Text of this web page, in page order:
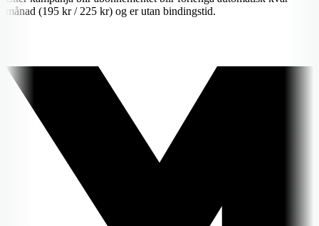
månad (195 kr / 225 kr) og er utan bindingstid.